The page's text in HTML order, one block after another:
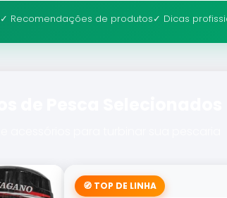
✓ Recomendações de produtos✓ Dicas
🧭 TOP DE LINHA